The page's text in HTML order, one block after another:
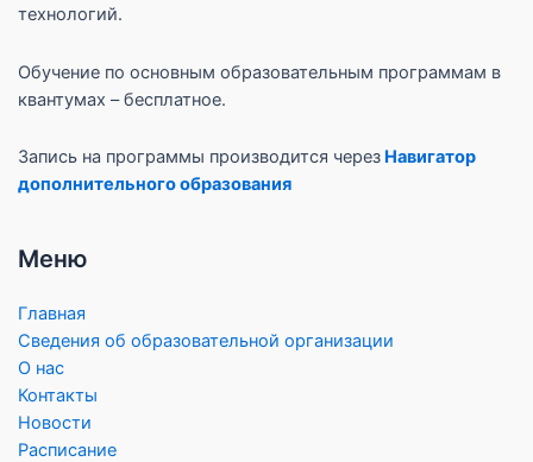
технологий.
Обучение по основным образовательным программам в
квантумах – бесплатное.
Запись на программы производится через Навигатор
дополнительного образования
Меню
Главная
Сведения об образовательной организации
О нас
Контакты
Новости
Расписание